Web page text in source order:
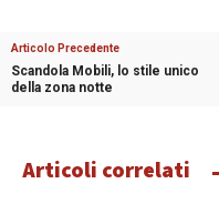
Articolo Precedente
Scandola Mobili, lo stile unico
della zona notte
Articoli correlati